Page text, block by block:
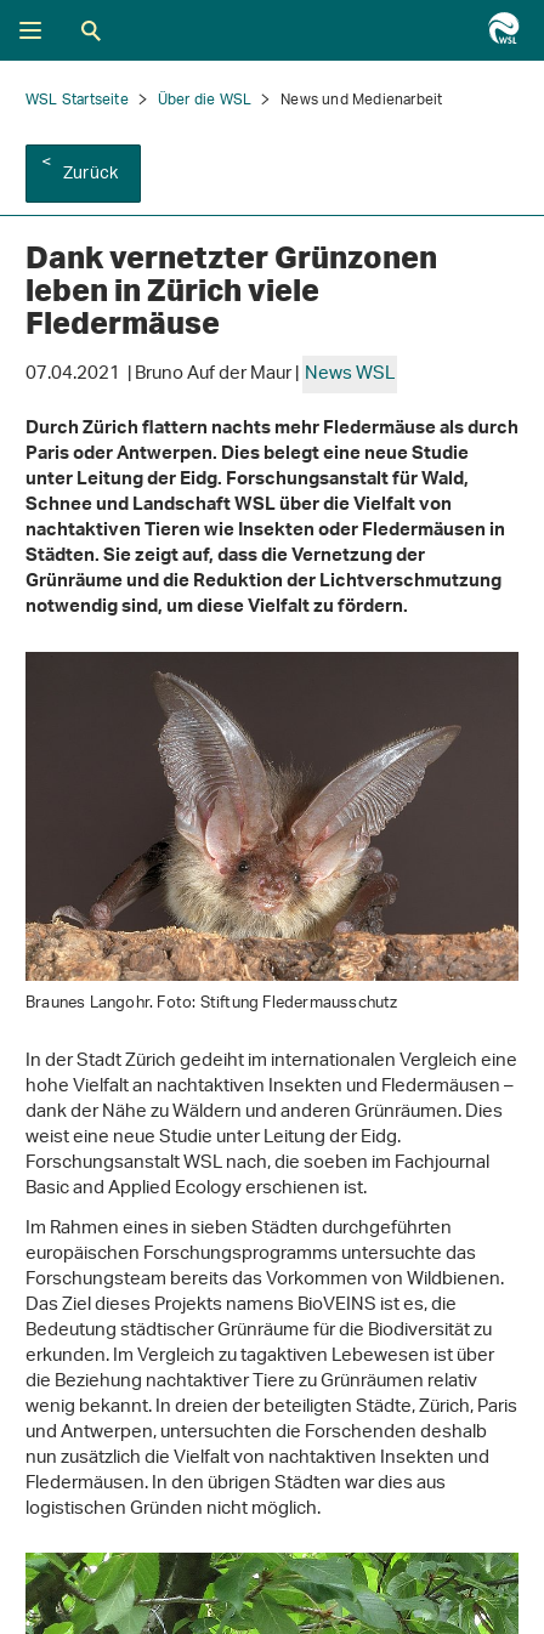
WSL Startseite Über die WSL News und Medienarbeit
Zurück
Dank vernetzter Grünzonen
leben in Zürich viele
Fledermäuse
07.04.2021 | Bruno Auf der Maur |News WSL
Durch Zürich flattern nachts mehr Fledermäuse als durch
Paris oder Antwerpen. Dies belegt eine neue Studie
unter Leitung der Eidg. Forschungsanstalt für Wald,
Schnee und Landschaft WSL über die Vielfalt von
nachtaktiven Tieren wie Insekten oder Fledermäusen in
Städten. Sie zeigt auf, dass die Vernetzung der
Grünräume und die Reduktion der Lichtverschmutzung
notwendig sind, um diese Vielfalt zu fördern.
Braunes Langohr. Foto: Stiftung Fledermausschutz
In der Stadt Zürich gedeiht im internationalen Vergleich eine
hohe Vielfalt an nachtaktiven Insekten und Fledermäusen –
dank der Nähe zu Wäldern und anderen Grünräumen. Dies
weist eine neue Studie unter Leitung der Eidg.
Forschungsanstalt WSL nach, die soeben im Fachjournal
Basic and Applied Ecology erschienen ist.
Im Rahmen eines in sieben Städten durchgeführten
europäischen Forschungsprogramms untersuchte das
Forschungsteam bereits das Vorkommen von Wildbienen.
Das Ziel dieses Projekts namens BioVEINS ist es, die
Bedeutung städtischer Grünräume für die Biodiversität zu
erkunden. Im Vergleich zu tagaktiven Lebewesen ist über
die Beziehung nachtaktiver Tiere zu Grünräumen relativ
wenig bekannt. In dreien der beteiligten Städte, Zürich, Paris
und Antwerpen, untersuchten die Forschenden deshalb
nun zusätzlich die Vielfalt von nachtaktiven Insekten und
Fledermäusen. In den übrigen Städten war dies aus
logistischen Gründen nicht möglich.